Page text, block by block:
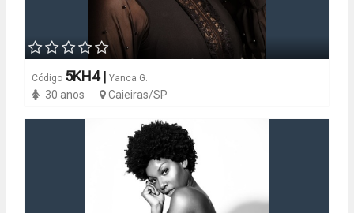
Código 5KH4| Yanca G.
30 anos Caieiras/SP